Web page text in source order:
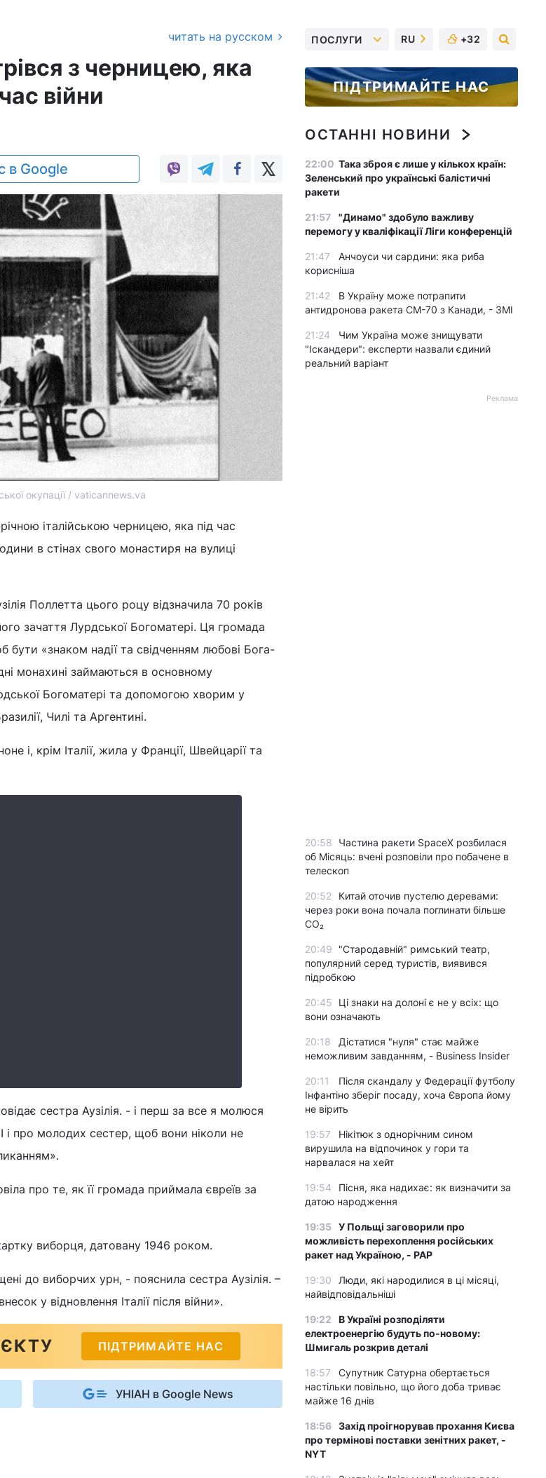
читать на русском
з черницею, яка
війни
в Google
окупації / vaticannews.va
італійською черницею, яка під час
в стінах свого монастиря на вулиці
Поллетта цього роцу відзначила 70 років
зачаття Лурдської Богоматері. Ця громада
бути «знаком надії та свідченням любові Бога-
монахині займаються в основному
Богоматері та допомогою хворим у
Чилі та Аргентині.
і, крім Італії, жила у Франції, Швейцарії та
сестра Аузілія. - і перш за все я молюся
і про молодих сестер, щоб вони ніколи не
про те, як її громада приймала євреїв за
виборця, датовану 1946 роком.
до виборчих урн, - пояснила сестра Аузілія. –
у відновлення Італії після війни».
ПІДТРИМАЙТЕ НАС
УНІАН в Google News
ПОСЛУГИ RU +32
ПІДТРИМАЙТЕ НАС
ОСТАННІ НОВИНИ
22:00 Така зброя є лише у кількох країн:
Зеленський про українські балістичні
ракети
21:57
"Динамо" здобуло важливу
перемогу у кваліфікації Ліги конференцій
21:47
Анчоуси чи сардини: яка риба
корисніша
21:42
В Україну може потрапити
антидронова ракета CM-70 з Канади, - ЗМІ
21:24
Чим Україна може знищувати
"Іскандери": експерти назвали єдиний
реальний варіант
Реклама
20:58
Частина ракети SpaceX розбилася
об Місяць: вчені розповіли про побачене в
телескоп
20:52
Китай оточив пустелю деревами:
через роки вона почала поглинати більше
CO₂
20:49
"Стародавній" римський театр,
популярний серед туристів, виявився
підробкою
20:45
Ці знаки на долоні є не у всіх: що
вони означають
20:18
Дістатися "нуля" стає майже
неможливим завданням, - Business Insider
20:11
Після скандалу у Федерації футболу
Інфантіно зберіг посаду, хоча Європа йому
не вірить
19:57
Нікітюк з однорічним сином
вирушила на відпочинок у гори та
нарвалася на хейт
19:54
Пісня, яка надихає: як визначити за
датою народження
19:35 У Польщі заговорили про
можливість перехоплення російських
ракет над Україною, - PAP
19:30
Люди, які народилися в ці місяці,
найвідповідальніші
19:22
В Україні розподіляти
електроенергію будуть по-новому:
Шмигаль розкрив деталі
18:57
Супутник Сатурна обертається
настільки повільно, що його доба триває
майже 16 днів
18:56 Захід проігнорував прохання Києва
про термінові поставки зенітних ракет, -
NYT